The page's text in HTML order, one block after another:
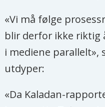
«Vi må følge
blir derfor ikke riktig
i mediene parallelt»,
utdyper:
«Da Kaladan-